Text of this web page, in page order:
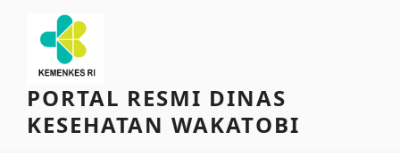
content
PORTAL RESMI DINAS
KESEHATAN WAKATOBI